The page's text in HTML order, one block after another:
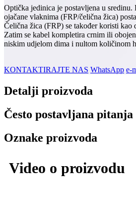
Optička jedinica je postavljena u sredinu.
ojačane vlaknima (FRP/čelična žica)
Čelična žica (FRP) se također koristi kao
Zatim se kabel kompletira crnim ili
niskim udjelom dima i nultom količinom
KONTAKTIRAJTE NAS WhatsApp e-
Detalji proizvoda
Često postavljana pitanja
Oznake proizvoda
Video o proizvodu